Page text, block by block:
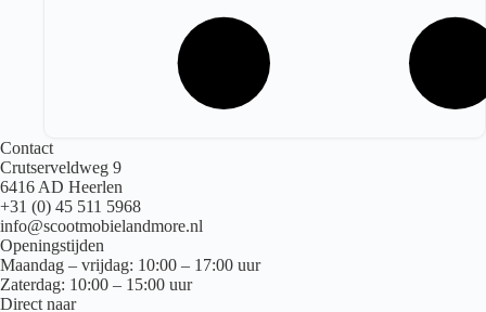
Contact
Crutserveldweg 9
6416 AD Heerlen
+31 (0) 45 511 5968
info@scootmobielandmore.nl
Openingstijden
Maandag – vrijdag: 10:00 – 17:00 uur
Zaterdag: 10:00 – 15:00 uur
Direct naar